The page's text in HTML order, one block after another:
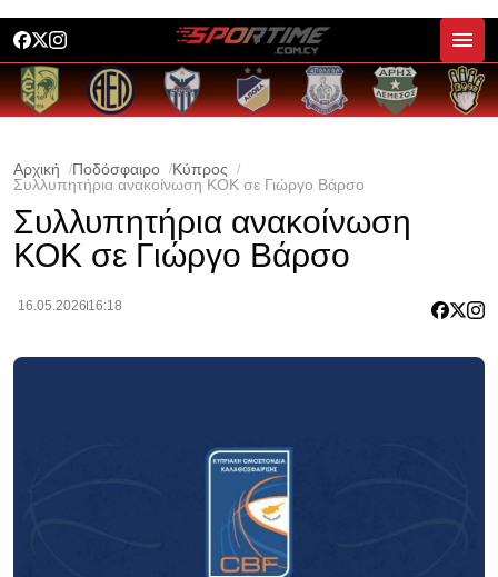
Αρχική Ποδόσφαιρο
Κύπρος
Συλλυπητήρια ανακοίνωση ΚΟΚ σε Γιώργο Βάρσο
Συλλυπητήρια ανακοίνωση
ΚΟΚ σε Γιώργο Βάρσο
16.05.2026 16:18